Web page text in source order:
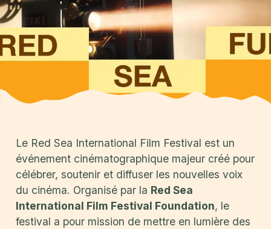
Le Red Sea International Film Festival est un
événement cinématographique majeur créé pour
célébrer, soutenir et diffuser les nouvelles voix
du cinéma. Organisé par la Red Sea
International Film Festival Foundation, le
festival a pour mission de mettre en lumière des